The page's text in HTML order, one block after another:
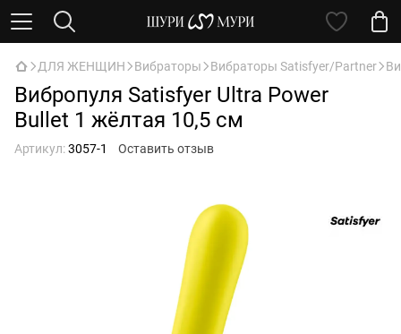
ДЛЯ ЖЕНЩИН Вибраторы Вибраторы Satisfyer/Partner
Вибропуля Satisfyer Ultra Power
Bullet 1 жёлтая 10,5 см
Артикул:3057-1 Оставить отзыв